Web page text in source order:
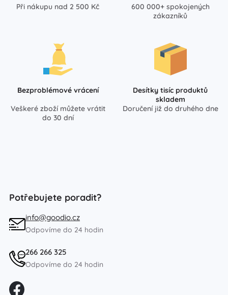
Při nákupu nad 2 500 Kč
600 000+ spokojených
zákazníků
Bezproblémové vrácení
Veškeré zboží můžete vrátit
do 30 dní
Desítky tisíc produktů
skladem
Doručení již do druhého dne
Potřebujete poradit?
info@goodio.cz
Odpovíme do 24 hodin
266 266 325
Odpovíme do 24 hodin